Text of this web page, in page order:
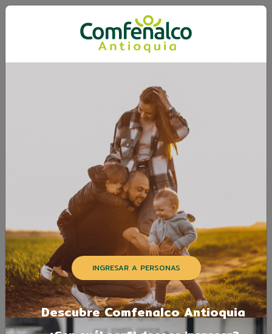
Descubre Comfenalco Antioquia
INGRESAR A PERSONAS